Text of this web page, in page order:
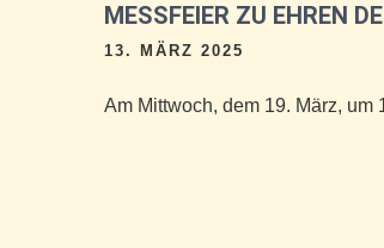
MESSFEIER ZU EHREN
13. MÄRZ 2025
Am Mittwoch, dem 19. März,